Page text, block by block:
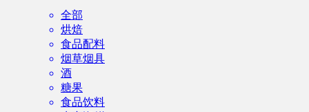
全部
烘焙
食品配料
烟草烟具
酒
糖果
食品饮料